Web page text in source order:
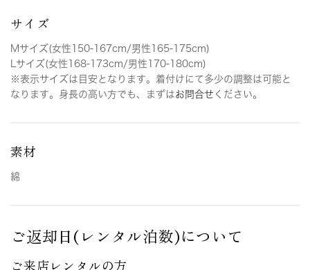
サイズ
Mサイズ(女性150-167cm/男性165-175cm)
Lサイズ(女性168-173cm/男性170-180cm)
※表示サイズは目安となります。着付けにて多少の調整は可能と
なります。身長の高い方でも、まずはお問合せ ください。
素材
綿
ご返却日(レンタル泊数)について
ご来店レンタルの方